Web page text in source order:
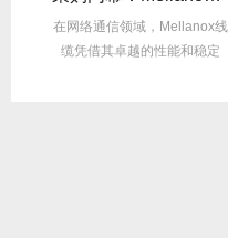
在网络通信领域，Mellanox线
缆凭借其卓越的性能和稳定